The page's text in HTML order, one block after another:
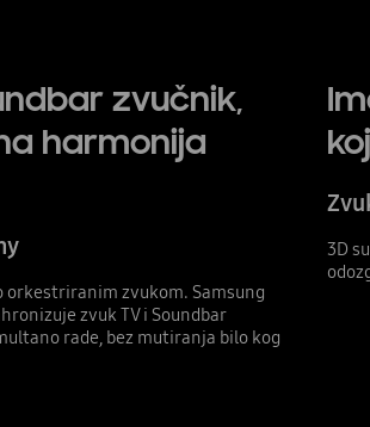
zvučnik,
harmonija
orkestriranim zvukom. Samsung
zvuk TV i Soundbar
rade, bez mutiranja bilo kog
3D